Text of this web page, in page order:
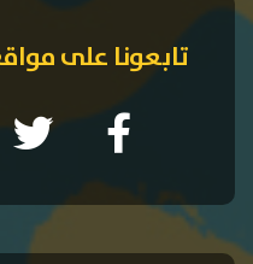
تابعونا على